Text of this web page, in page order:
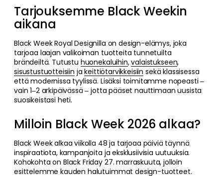
Tarjouksemme Black Weekin
aikana
Black Week Royal Designilla on design-elämys, joka
tarjoaa laajan valikoiman tuotteita tunnetuilta
brändeiltä. Tutustu huonekaluihin,valaistukseen,
sisustustuotteisiin jakeittiötarvikkeisiin sekä klassisessa
että modernissa tyylissä. Lisäksi toimitamme nopeasti –
vain 1–2 arkipäivässä – jotta pääset nauttimaan uusista
suosikeistasi heti.
Milloin Black Week 2026 alkaa?
Black Week alkaa viikolla 48 ja tarjoaa päiviä täynnä
inspiraatiota, kampanjoita ja eksklusiivisia uutuuksia.
Kohokohta on Black Friday 27. marraskuuta, jolloin
esittelemme kauden halutuimmat design-tuotteet.